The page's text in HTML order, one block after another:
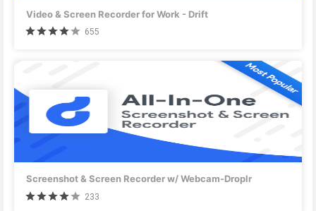
Video & Screen Recorder for Work - Drift
655
Screenshot & Screen Recorder w/ Webcam-Droplr
233